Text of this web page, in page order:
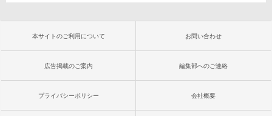
本サイトのご利用について お問い合わせ
広告掲載のご案内 編集部へのご連絡
プライバシーポリシー 会社概要